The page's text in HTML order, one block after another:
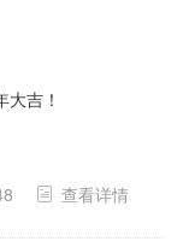
吉！
查看详情